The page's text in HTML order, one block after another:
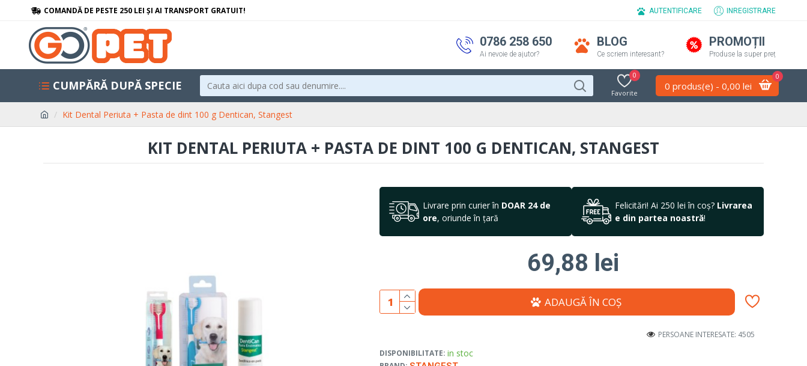
COMANDĂ DE PESTE 250 LEI ȘI AI TRANSPORT GRATUIT! AUTENTIFICARE INREGISTRARE
0786 258 650
Ai nevoie de ajutor?
BLOG
Ce scriem interesant?
PROMOȚII
Produse la super preț
CUMPĂRĂ DUPĂ SPECIE
Favorite
0
0 produs(e) - 0,00 lei
0
Kit Dental Periuta + Pasta de dint 100 g Dentican, Stangest
KIT DENTAL PERIUTA + PASTA DE DINT 100 G DENTICAN, STANGEST
Livrare prin curier în DOAR 24 de
ore, oriunde în țară
Felicitări! Ai 250 lei în coș? Livrarea
e din partea noastră!
DISPONIBILITATE: in stoc
PERSOANE INTERESATE: 4505
69,88 lei
ADAUGĂ ÎN COŞ